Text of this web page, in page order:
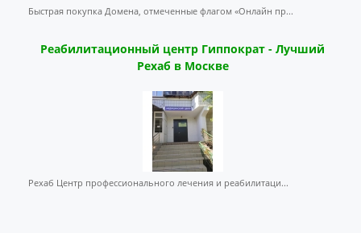
Быстрая покупка Домена, отмеченные флагом «Онлайн пр...
Реабилитационный центр Гиппократ - Лучший
Рехаб в Москве
Рехаб Центр профессионального лечения и реабилитаци...